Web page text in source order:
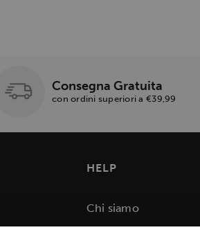
Consegna Gratuita
con ordini superiori a €39,99
HELP
Chi siamo